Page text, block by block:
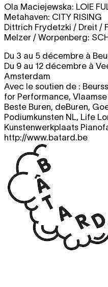
Ola Maciejewska: LOIE
Metahaven: CITY RISING
Dittrich Frydetzki / Dreit /
Melzer / Worpenberg:
Du 3 au 5 décembre à
Du 9 au 12 décembre à
Amsterdam
Avec le soutien de :
for Performance,
Beste Buren, deBuren,
Podiumkunsten NL, Life
Kunstenwerkplaats
http://www.batard.be